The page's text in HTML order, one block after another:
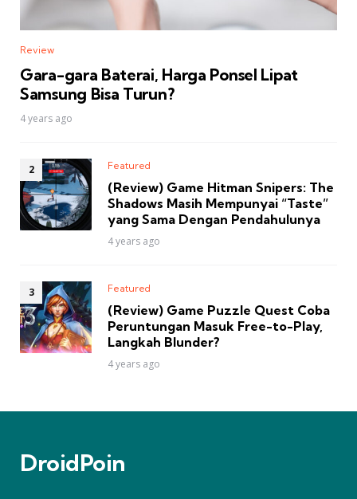
Review
Gara-gara Baterai, Harga Ponsel Lipat
Samsung Bisa Turun?
4 years ago
Featured
(Review) Game Hitman Snipers: The
Shadows Masih Mempunyai “Taste”
yang Sama Dengan Pendahulunya
4 years ago
Featured
(Review) Game Puzzle Quest Coba
Peruntungan Masuk Free-to-Play,
Langkah Blunder?
4 years ago
DroidPoin